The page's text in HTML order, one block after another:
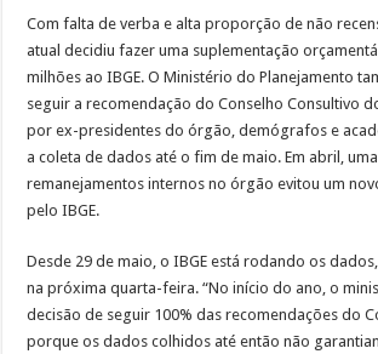
Com falta de verba e alta proporção de não
atual decidiu fazer uma suplementação
milhões ao IBGE. O Ministério do Planejamento
seguir a recomendação do Conselho Consultivo
por ex-presidentes do órgão, demógrafos e
a coleta de dados até o fim de maio. Em abril,
remanejamentos internos no órgão evitou um
pelo IBGE.
Desde 29 de maio, o IBGE está rodando os
na próxima quarta-feira. “No início do ano, o
decisão de seguir 100% das recomendações do
porque os dados colhidos até então não